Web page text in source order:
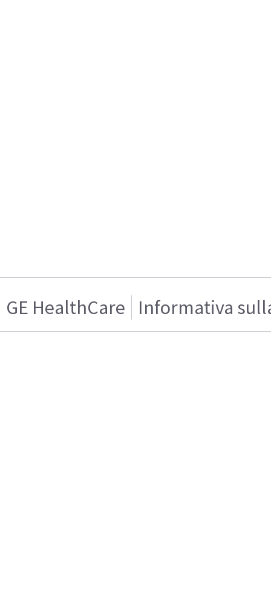
GE HealthCare Informativa